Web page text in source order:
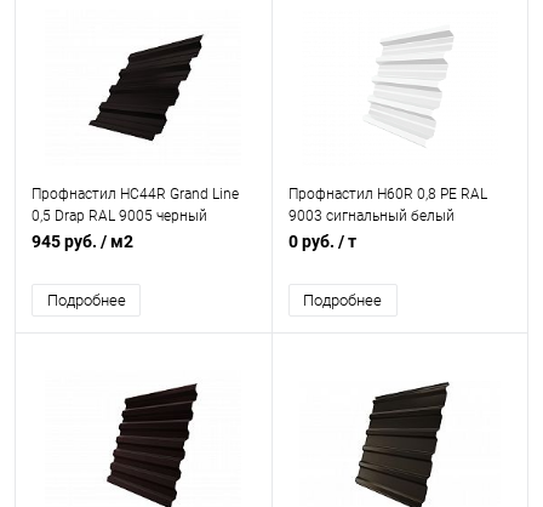
Профнастил НС44R Grand Line
0,5 Drap RAL 9005 черный
945 руб. / м2
Подробнее
Профнастил Н60R 0,8 PE RAL
9003 сигнальный белый
0 руб. / т
Подробнее